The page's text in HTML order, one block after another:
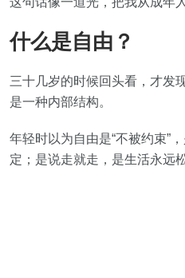
什么是自由？
三十几岁的时候回头看，才发
是一种内部结构。
年轻时以为自由是“不被约束”
定；是说走就走，是生活永远松